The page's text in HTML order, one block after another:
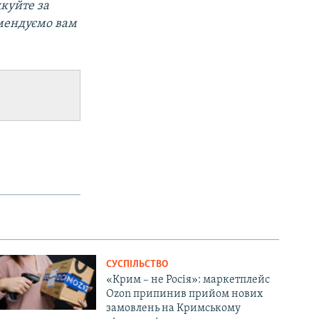
за
вам
СУСПІЛЬСТВО
«Крим – не Росія»: маркетплейс
Ozon припинив прийом нових
замовлень на Кримському